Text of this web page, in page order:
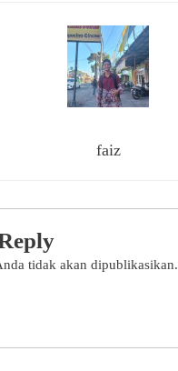
faiz
tidak akan dipublikasikan.